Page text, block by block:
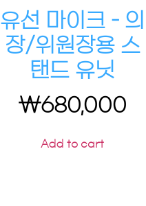
유선 마이크 – 의
장/위원장용 스
탠드 유닛
₩680,000
Add to cart